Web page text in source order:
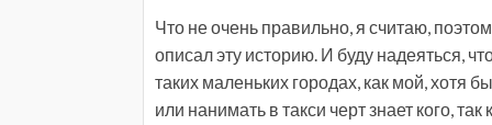
Что не очень правильно, я считаю,
описал эту историю. И буду надеяться,
таких маленьких городах, как мой, хотя
или нанимать в такси черт знает кого,